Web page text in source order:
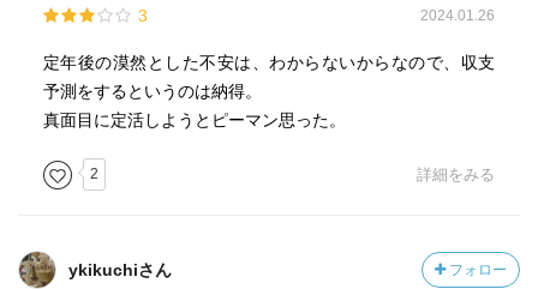
3 2024.01.26
定年後の漠然とした不安は、わからないからなので、収支
予測をするというのは納得。
真面目に定活しようとピーマン思った。
2 詳細をみる
ykikuchiさん フォロー